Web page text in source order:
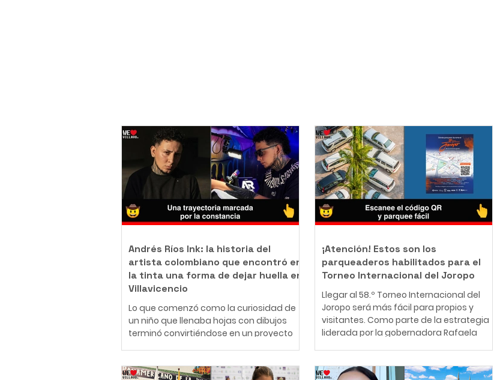
Andrés Ríos Ink: la historia del
artista colombiano que encontró en
la tinta una forma de dejar huella en
Villavicencio
Lo que comenzó como la curiosidad de
un niño que llenaba hojas con dibujos
terminó convirtiéndose en un proyecto
como Andrés Ríos Ink, es un tatuador y
¡Atención! Estos son los
parqueaderos habilitados para el
Torneo Internacional del Joropo
Llegar al 58.º Torneo Internacional del
Joropo será más fácil para propios y
visitantes. Como parte de la estrategia
liderada por la gobernadora Rafaela
fiesta cultural del Llano, la Gobernación